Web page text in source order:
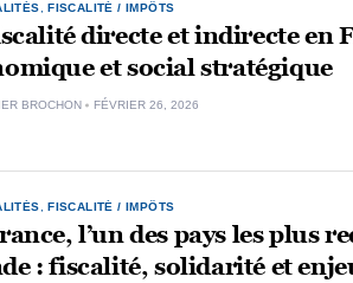
,FISCALITÉ / IMPÔTS
directe et indirecte en
et social stratégique
BROCHON FÉVRIER 26, 2026
,FISCALITÉ / IMPÔTS
l’un des pays les plus
: fiscalité, solidarité et